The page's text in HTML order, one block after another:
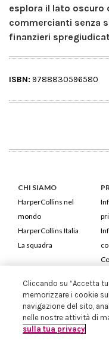
esplora il lato oscuro
commercianti senza
finanzieri
ISBN: 9788830596580
CHI SIAMO
HarperCollins nel
mondo
HarperCollins Italia
La squadra
HarperCollins
Cod. Fiscale e
Iscritta in Milano al
Cliccando su “Accetta
memorizzare i cookie
navigazione del sito,
nelle nostre attività di
sulla tua privacy